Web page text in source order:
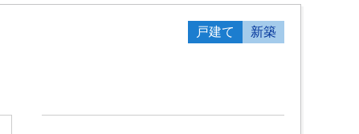
戸建て 新築